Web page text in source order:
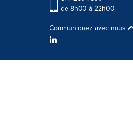
de 8h00 à 22h00
Communiquez avec nous